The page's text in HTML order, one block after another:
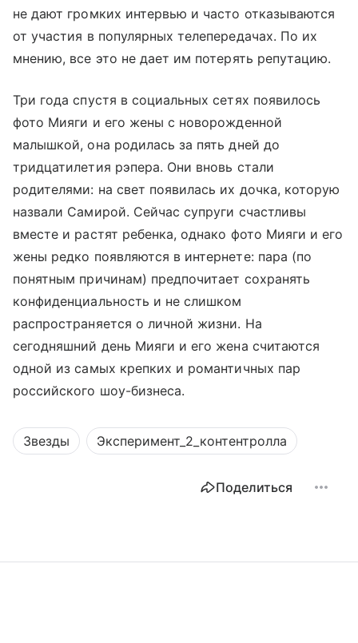
не дают громких интервью и часто отказываются
от участия в популярных телепередачах. По их
мнению, все это не дает им потерять репутацию.
Три года спустя в социальных сетях появилось
фото Мияги и его жены с новорожденной
малышкой, она родилась за пять дней до
тридцатилетия рэпера. Они вновь стали
родителями: на свет появилась их дочка, которую
назвали Самирой. Сейчас супруги счастливы
вместе и растят ребенка, однако фото Мияги и его
жены редко появляются в интернете: пара (по
понятным причинам) предпочитает сохранять
конфиденциальность и не слишком
распространяется о личной жизни. На
сегодняшний день Мияги и его жена считаются
одной из самых крепких и романтичных пар
российского шоу-бизнеса.
Звезды Эксперимент_2_контентролла
Поделиться